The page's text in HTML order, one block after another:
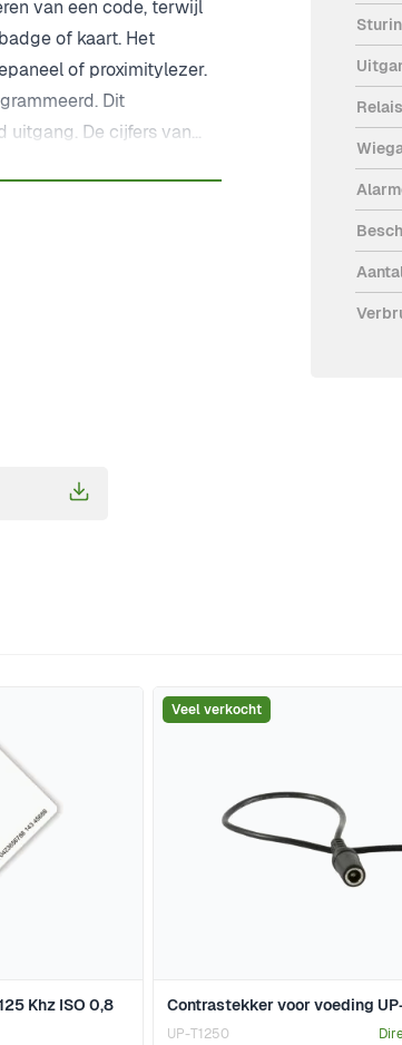
van een code, terwijl
of kaart. Het
of proximitylezer.
Dit
De cijfers van
voor buitengebruik
U kunt de carrousel overslaan of direct
Khz ISO 0,8
Contrastekker voor voeding
UP-T1250
Veel verkocht